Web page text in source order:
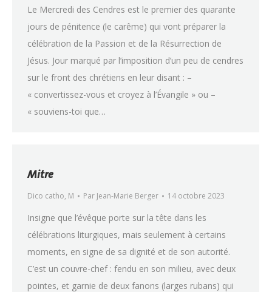
Le Mercredi des Cendres est le premier des quarante
jours de pénitence (le carême) qui vont préparer la
célébration de la Passion et de la Résurrection de
Jésus. Jour marqué par l’imposition d’un peu de cendres
sur le front des chrétiens en leur disant : –
« convertissez-vous et croyez à l’Évangile » ou –
« souviens-toi que…
Mitre
Dico catho, M Par Jean-Marie Berger 14 octobre 2023
Insigne que l’évêque porte sur la tête dans les
célébrations liturgiques, mais seulement à certains
moments, en signe de sa dignité et de son autorité.
C’est un couvre-chef : fendu en son milieu, avec deux
pointes, et garnie de deux fanons (larges rubans) qui